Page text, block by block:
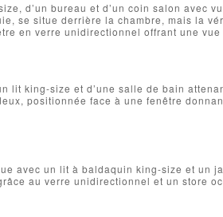
d’un bureau et d’un coin salon avec
se situe derrière la chambre, mais la
en verre unidirectionnel offrant une vue
lit king-size et d’une salle de bain
positionnée face à une fenêtre
avec un lit à baldaquin king-size et un
au verre unidirectionnel et un store